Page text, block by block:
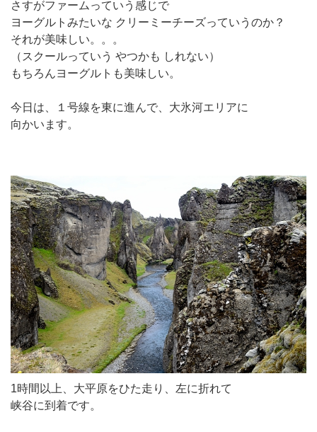
さすがファームっていう感じで
ヨーグルトみたいな クリーミーチーズっていうのか？
それが美味しい。。。
（スクールっていう やつかも しれない）
もちろんヨーグルトも美味しい。
今日は、１号線を東に進んで、大氷河エリアに
向かいます。
1時間以上、大平原をひた走り、左に折れて
峡谷に到着です。